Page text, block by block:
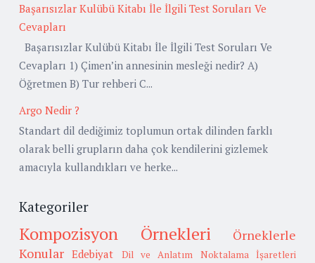
Başarısızlar Kulübü Kitabı İle İlgili Test Soruları Ve
Cevapları
Başarısızlar Kulübü Kitabı İle İlgili Test Soruları Ve
Cevapları 1) Çimen’in annesinin mesleği nedir? A)
Öğretmen B) Tur rehberi C...
Argo Nedir ?
Standart dil dediğimiz toplumun ortak dilinden farklı
olarak belli grupların daha çok kendilerini gizlemek
amacıyla kullandıkları ve herke...
Kategoriler
Kompozisyon Örnekleri
Örneklerle
Konular Edebiyat Dil ve Anlatım
Noktalama İşaretleri